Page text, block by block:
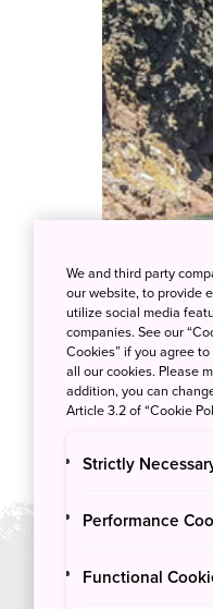
We and third party
our website, to provide
utilize social media
companies. See our
Cookies” if you agree
all our cookies. Please
addition, you can
Article 3.2 of “Cookie
Strictly
Performance
Functional